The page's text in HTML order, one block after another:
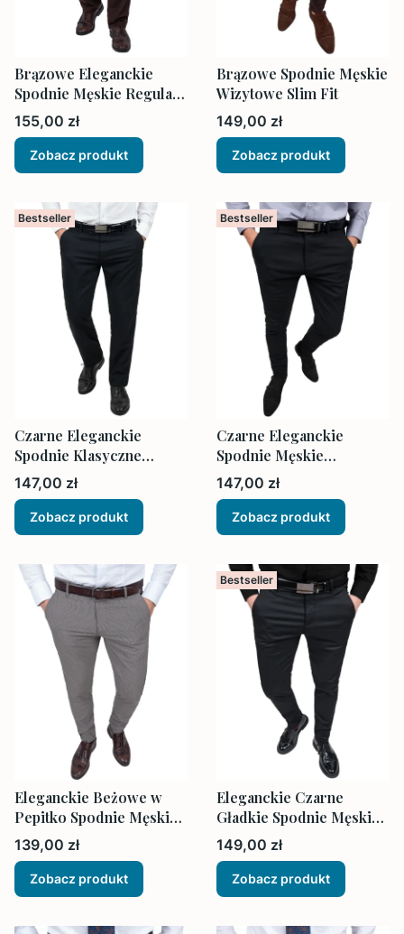
Brązowe Eleganckie
Spodnie Męskie Regular
Bez Kantów
Cena
155,00 zł
Zobacz produkt
Brązowe Spodnie Męskie
Wizytowe Slim Fit
Cena
149,00 zł
Zobacz produkt
Bestseller
Czarne Eleganckie
Spodnie Klasyczne
Męskie Regular
Cena
147,00 zł
Zobacz produkt
Bestseller
Czarne Eleganckie
Spodnie Męskie
Dopasowane Waskie
Cena
147,00 zł
Zobacz produkt
Eleganckie Beżowe w
Pepitko Spodnie Męskie
Dopasowane
Cena
139,00 zł
Zobacz produkt
Bestseller
Eleganckie Czarne
Gładkie Spodnie Męskie
Dopasowane
Cena
149,00 zł
Zobacz produkt